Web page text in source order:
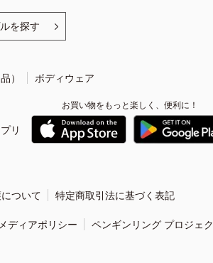
を探す
） ボディウェア
リ
お買い物をもっと楽しく、便利に！
ついて 特定商取引法に基づく表記
ディアポリシー ペンギンリング プロジェ